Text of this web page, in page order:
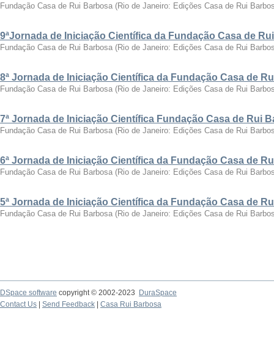
Fundação Casa de Rui Barbosa (Rio de Janeiro: Edições Casa de Rui
9ªJornada de Iniciação Científica da Fundação Casa de
Fundação Casa de Rui Barbosa (Rio de Janeiro: Edições Casa de Rui
8ª Jornada de Iniciação Científica da Fundação Casa de
Fundação Casa de Rui Barbosa (Rio de Janeiro: Edições Casa de Rui
7ª Jornada de Iniciação Científica Fundação Casa de Rui
Fundação Casa de Rui Barbosa (Rio de Janeiro: Edições Casa de Rui
6ª Jornada de Iniciação Científica da Fundação Casa de
Fundação Casa de Rui Barbosa (Rio de Janeiro: Edições Casa de Rui
5ª Jornada de Iniciação Científica da Fundação Casa de
Fundação Casa de Rui Barbosa (Rio de Janeiro: Edições Casa de Rui
DSpace software copyright © 2002-2023
DuraSpace
Contact Us
Send Feedback Casa Rui Barbosa